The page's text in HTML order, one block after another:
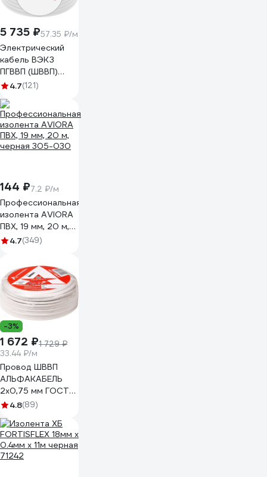
5 735 ₽57.35 ₽/м
Электрический
кабель ВЭКЗ
ПГВВП (ШВВП)
2x1,5 мм2 ГОСТ
VEKZ00037
4.7(121)
144 ₽7.2 ₽/м
Профессиональная
изолента AVIORA
ПВХ, 19 мм, 20 м,
черная 305-030
4.7(349)
-3%
1 672 ₽1 729 ₽
33.44 ₽/м
Провод ШВВП
АЛЬФАКАБЕЛЬ
2х0,75 мм ГОСТ
50 м 05011
4.8(89)